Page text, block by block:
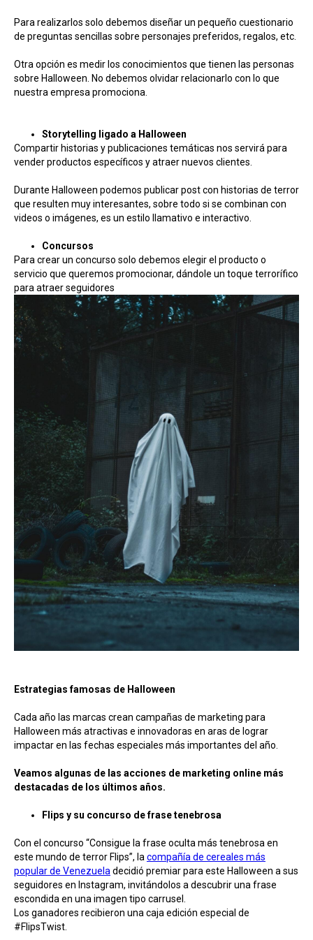
Para realizarlos solo debemos diseñar un pequeño cuestionario
de preguntas sencillas sobre personajes preferidos, regalos, etc.
Otra opción es medir los conocimientos que tienen las personas
sobre Halloween. No debemos olvidar relacionarlo con lo que
nuestra empresa promociona.
Storytelling ligado a Halloween
Compartir historias y publicaciones temáticas nos servirá para
vender productos específicos y atraer nuevos clientes.
Durante Halloween podemos publicar post con historias de terror
que resulten muy interesantes, sobre todo si se combinan con
videos o imágenes, es un estilo llamativo e interactivo.
Concursos
Para crear un concurso solo debemos elegir el producto o
servicio que queremos promocionar, dándole un toque terrorífico
para atraer seguidores
Estrategias famosas de Halloween
Cada año las marcas crean campañas de marketing para
Halloween más atractivas e innovadoras en aras de lograr
impactar en las fechas especiales más importantes del año.
Veamos algunas de las acciones de marketing online más
destacadas de los últimos años.
Flips y su concurso de frase tenebrosa
Con el concurso “Consigue la frase oculta más tenebrosa en
este mundo de terror Flips”, la compañía de cereales más
popular de Venezuela decidió premiar para este Halloween a sus
seguidores en Instagram, invitándolos a descubrir una frase
escondida en una imagen tipo carrusel.
Los ganadores recibieron una caja edición especial de
#FlipsTwist.